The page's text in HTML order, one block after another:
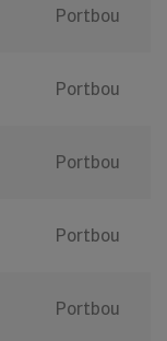
Portbou
Portbou
Portbou
Portbou
Portbou